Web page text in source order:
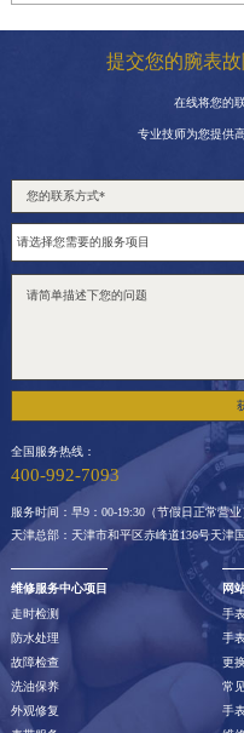
提交您的腕表
在线将您的
专业技师为您提供
全国服务热线：
400-992-7093
服务时间：早9：00-19:30（节假日正常营业
天津总部：天津市和平区赤峰道136号天津
维修服务中心项目
走时检测
防水处理
故障检查
洗油保养
外观修复
网
手
手
更
常
手